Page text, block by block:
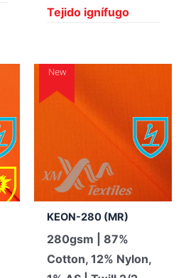
Tejido ignífugo
New
KEON-280 (MR)
280gsm | 87%
Cotton, 12% Nylon,